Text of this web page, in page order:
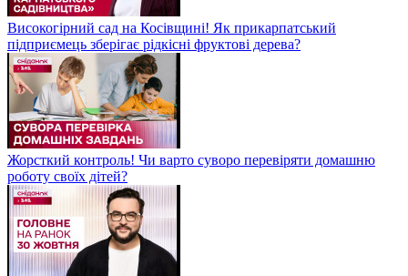
Високогірний сад на Косівщині! Як прикарпатський
підприємець зберігає рідкісні фруктові дерева?
Жорсткий контроль! Чи варто суворо перевіряти домашню
роботу своїх дітей?